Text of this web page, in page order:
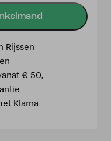
Rijssen
€ 50,-
Klarna